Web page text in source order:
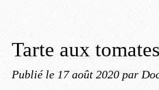
Tarte aux
Publié le 17 août 2020 par